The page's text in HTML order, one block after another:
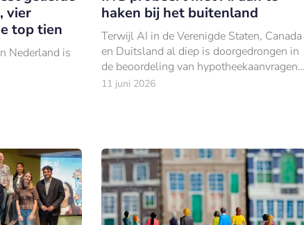
vier
top tien
Nederland is
haken bij het buitenland
Terwijl AI in de Verenigde Staten, Canada
en Duitsland al diep is doorgedrongen in
de beoordeling van hypotheekaanvragen,
gold de Nederlandse hypotheeksector
11 juni 2026